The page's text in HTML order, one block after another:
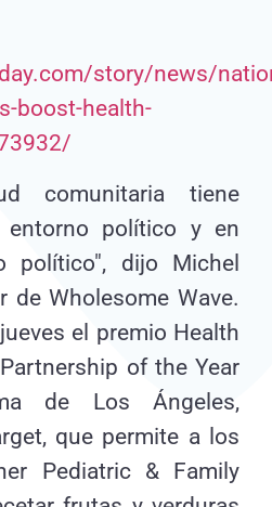
story/news/
boost-health-
comunitaria tiene
entorno político y en
político", dijo Michel
de Wholesome Wave.
el premio Health
of the Year
de Los Ángeles,
que permite a los
Pediatric & Family